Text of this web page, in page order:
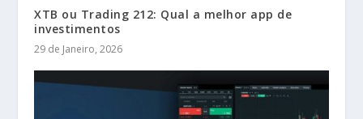
XTB ou Trading 212: Qual a melhor app de
investimentos
29 de Janeiro, 2026